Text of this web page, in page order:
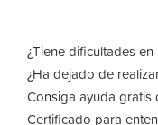
¿Tiene dificultades
¿Ha dejado de
Consiga ayuda gratis
Certificado para